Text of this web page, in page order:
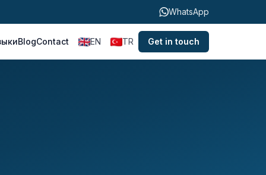
WhatsApp
BlogContact EN TR Get in touch